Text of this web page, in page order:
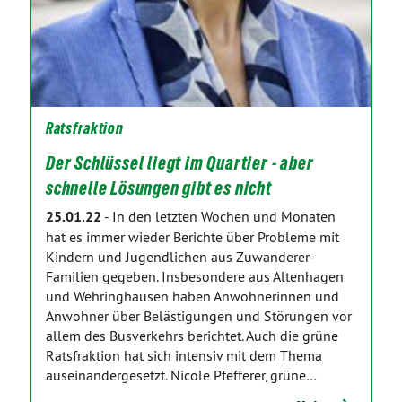
Ratsfraktion
Der Schlüssel liegt im Quartier - aber
schnelle Lösungen gibt es nicht
25.01.22 - In den letzten Wochen und Monaten
hat es immer wieder Berichte über Probleme mit
Kindern und Jugendlichen aus Zuwanderer-
Familien gegeben. Insbesondere aus Altenhagen
und Wehringhausen haben Anwohnerinnen und
Anwohner über Belästigungen und Störungen vor
allem des Busverkehrs berichtet. Auch die grüne
Ratsfraktion hat sich intensiv mit dem Thema
auseinandergesetzt. Nicole Pfefferer, grüne…